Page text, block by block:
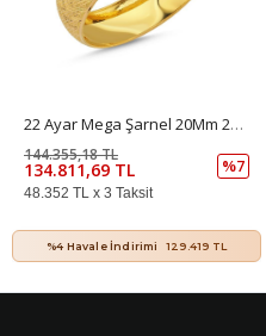
22 Ayar Mega Şarnel 20Mm 20 Gr
134.811,69 TL
144.355,18 TL
%7
48.352 TL x 3 Taksit
%4 Havale İndirimi 129.419 TL